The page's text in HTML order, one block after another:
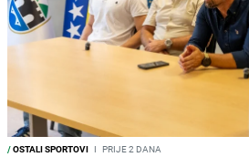
/OSTALI SPORTOVI I PRIJE 2 DANA